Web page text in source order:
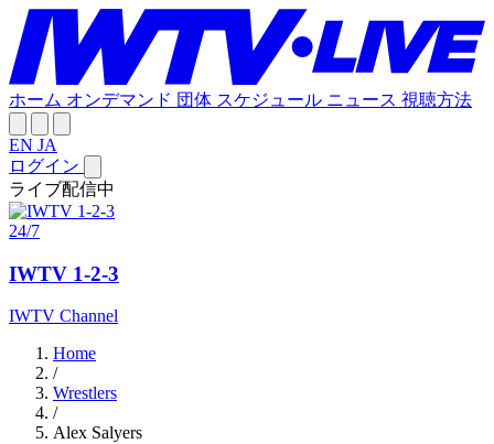
ホーム オンデマンド 団体 スケジュール ニュース 視聴方法
EN JA
ログイン
ライブ配信中
24/7
IWTV 1-2-3
IWTV Channel
Home
/
Wrestlers
/
Alex Salyers